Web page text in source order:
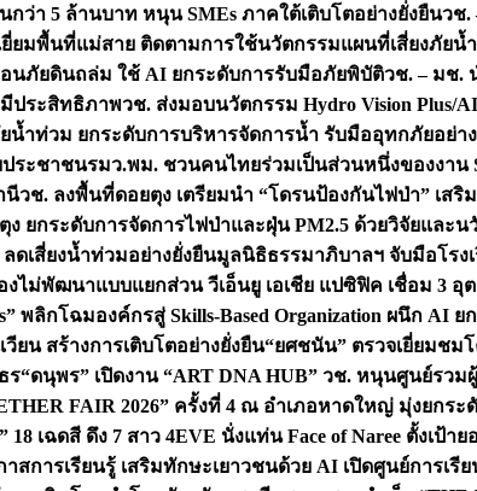
กว่า 5 ล้านบาท หนุน SMEs ภาคใต้เติบโตอย่างยั่งยืนวช.
ยี่ยมพื้นที่แม่สาย ติดตามการใช้นวัตกรรมแผนที่เสี่ยงภัย
อนภัยดินถล่ม ใช้ AI ยกระดับการรับมือภัยพิบัติวช. – มช.
ประสิทธิภาพวช. ส่งมอบนวัตกรรม Hydro Vision Plus/
น้ำท่วม ยกระดับการบริหารจัดการน้ำ รับมืออุทกภัยอย่า
ประชาชนรมว.พม. ชวนคนไทยร่วมเป็นส่วนหนึ่งของงาน
นีวช. ลงพื้นที่ดอยตุง เตรียมนำ “โดรนป้องกันไฟป่า” เ
ยกระดับการจัดการไฟป่าและฝุ่น PM2.5 ด้วยวิจัยและน
ดเสี่ยงน้ำท่วมอย่างยั่งยืนมูลนิธิธรรมาภิบาลฯ จับมือโร
งไม่พัฒนาแบบแยกส่วน วีเอ็นยู เอเชีย แปซิฟิค เชื่อม 3
พลิกโฉมองค์กรสู่ Skills-Based Organization ผนึก
ยน สร้างการเติบโตอย่างยั่งยืน“ยศชนัน” ตรวจเยี่ยมชม
ร“ดนุพร” เปิดงาน “ART DNA HUB” วช. หนุนศูนย์ร
FAIR 2026” ครั้งที่ 4 ณ อำเภอหาดใหญ่ มุ่งยกร
18 เฉดสี ดึง 7 สาว 4EVE นั่งแท่น Face of Naree ตั้งเป้า
สการเรียนรู้ เสริมทักษะเยาวชนด้วย AI เปิดศูนย์การเรี